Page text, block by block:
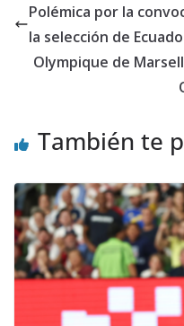
Polémica por la
la selección de
Olympique de
También te